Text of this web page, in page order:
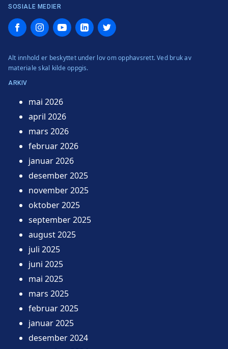
SOSIALE MEDIER
FacebookInstagramYouTubeLinkedInTwitter
Alt innhold er beskyttet under lov om opphavsrett. Ved bruk av
materiale skal kilde oppgis.
ARKIV
mai 2026
april 2026
mars 2026
februar 2026
januar 2026
desember 2025
november 2025
oktober 2025
september 2025
august 2025
juli 2025
juni 2025
mai 2025
mars 2025
februar 2025
januar 2025
desember 2024